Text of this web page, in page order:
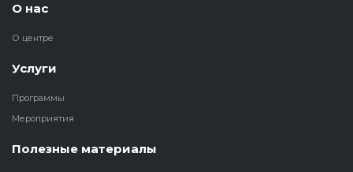
О нас
О центре
Услуги
Программы
Мероприятия
Полезные материалы